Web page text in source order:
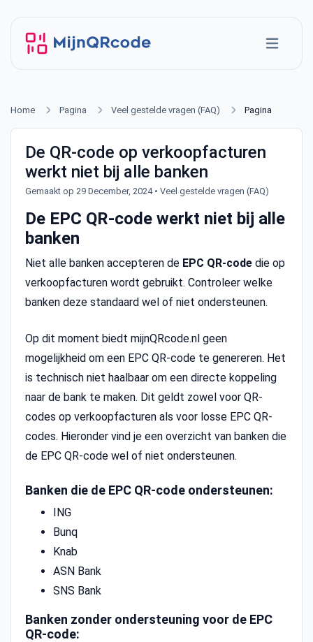
Home Pagina Veel gestelde vragen (FAQ) Pagina
De QR-code op verkoopfacturen
werkt niet bij alle banken
Gemaakt op 29 December, 2024• Veel gestelde vragen (FAQ)
De EPC QR-code werkt niet bij alle
banken
Niet alle banken accepteren de EPC QR-code die op
verkoopfacturen wordt gebruikt. Controleer welke
banken deze standaard wel of niet ondersteunen.
Op dit moment biedt mijnQRcode.nl geen
mogelijkheid om een EPC QR-code te genereren. Het
is technisch niet haalbaar om een directe koppeling
naar de bank te maken. Dit geldt zowel voor QR-
codes op verkoopfacturen als voor losse EPC QR-
codes. Hieronder vind je een overzicht van banken die
de EPC QR-code wel of niet ondersteunen.
Banken die de EPC QR-code ondersteunen:
ING
Bunq
Knab
ASN Bank
SNS Bank
Banken zonder ondersteuning voor de EPC
QR-code: